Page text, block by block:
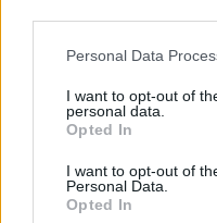
Please note that this
not limited to your visit or
grant or deny consent to
use your data for below
consent section.
Personal Data
I want to opt-out of
personal data.
Opted In
I want to opt-out of
Personal Data.
Opted In
Layers of Fear
1080p felbontás,
teljesítményhez
Op. rendszer: